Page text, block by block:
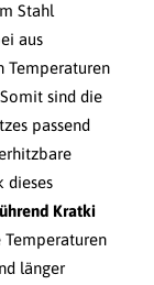
Stahl
aus
Temperaturen
sind die
passend
dieses
Kratki
Temperaturen
länger